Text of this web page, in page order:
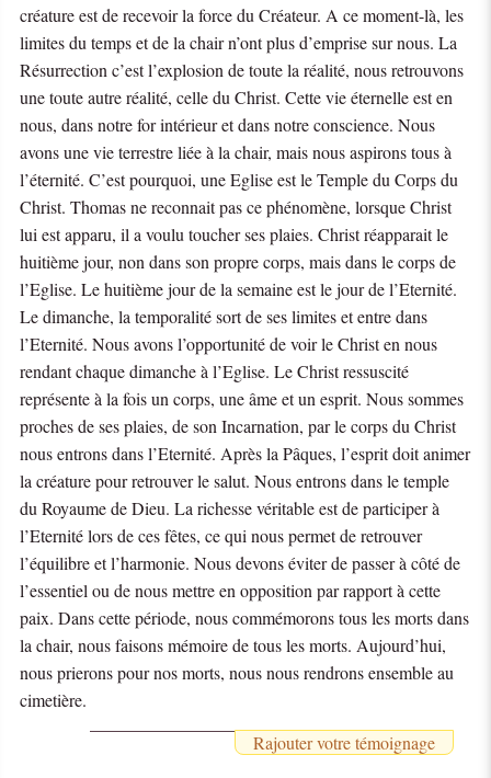
créature est de recevoir la force du Créateur. A ce moment-là, les
limites du temps et de la chair n’ont plus d’emprise sur nous. La
Résurrection c’est l’explosion de toute la réalité, nous retrouvons
une toute autre réalité, celle du Christ. Cette vie éternelle est en
nous, dans notre for intérieur et dans notre conscience. Nous
avons une vie terrestre liée à la chair, mais nous aspirons tous à
l’éternité. C’est pourquoi, une Eglise est le Temple du Corps du
Christ. Thomas ne reconnait pas ce phénomène, lorsque Christ
lui est apparu, il a voulu toucher ses plaies. Christ réapparait le
huitième jour, non dans son propre corps, mais dans le corps de
l’Eglise. Le huitième jour de la semaine est le jour de l’Eternité.
Le dimanche, la temporalité sort de ses limites et entre dans
l’Eternité. Nous avons l’opportunité de voir le Christ en nous
rendant chaque dimanche à l’Eglise. Le Christ ressuscité
représente à la fois un corps, une âme et un esprit. Nous sommes
proches de ses plaies, de son Incarnation, par le corps du Christ
nous entrons dans l’Eternité. Après la Pâques, l’esprit doit animer
la créature pour retrouver le salut. Nous entrons dans le temple
du Royaume de Dieu. La richesse véritable est de participer à
l’Eternité lors de ces fêtes, ce qui nous permet de retrouver
l’équilibre et l’harmonie. Nous devons éviter de passer à côté de
l’essentiel ou de nous mettre en opposition par rapport à cette
paix. Dans cette période, nous commémorons tous les morts dans
la chair, nous faisons mémoire de tous les morts. Aujourd’hui,
nous prierons pour nos morts, nous nous rendrons ensemble au
cimetière.
Rajouter votre témoignage